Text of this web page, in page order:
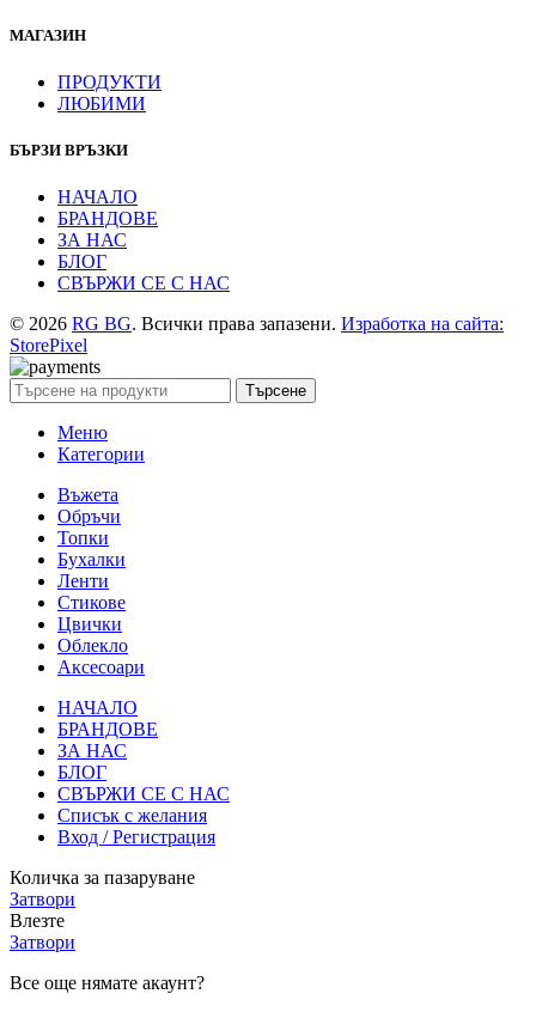
МАГАЗИН
ПРОДУКТИ
ЛЮБИМИ
БЪРЗИ ВРЪЗКИ
НАЧАЛО
БРАНДОВЕ
ЗА НАС
БЛОГ
СВЪРЖИ СЕ С НАС
© 2026 RG BG. Всички права запазени. Изработка на сайта:
StorePixel
Търсене
Меню
Категории
Въжета
Обръчи
Топки
Бухалки
Ленти
Стикове
Цвички
Облекло
Аксесоари
НАЧАЛО
БРАНДОВЕ
ЗА НАС
БЛОГ
СВЪРЖИ СЕ С НАС
Списък с желания
Вход / Регистрация
Количка за пазаруване
Затвори
Влезте
Затвори
Все още нямате акаунт?